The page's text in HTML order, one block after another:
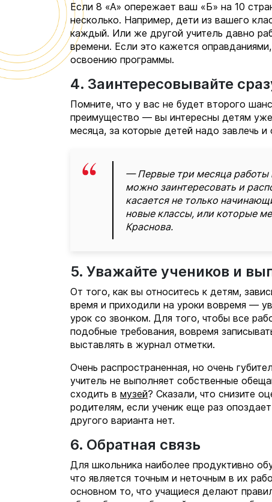
Если 8 «А» опережает ваш «Б» на 10
несколько. Например, дети из вашего
каждый. Или же другой учитель давно
времени. Если это кажется
освоению программы.
4. Заинтересовывайте
Помните, что у вас не будет второго
преимущество — вы интересны детям
месяца, за которые детей надо завлечь
— Первые три месяца работы
можно заинтересовать и
касается не только
новые классы, или которые
Краснова.
5. Уважайте учеников и
От того, как вы относитесь к детям,
время и приходили на уроки вовремя —
урок со звонком. Для того, чтобы все
подобные требования, вовремя
выставлять в журнал отметки.
Очень распространенная, но очень
учитель не выполняет собственные
сходить в музей? Сказали, что снизите
родителям, если ученик еще раз
другого варианта нет.
6. Обратная связь
Для школьника наиболее продуктивно
что является точным и неточным в их
основном то, что учащиеся делают